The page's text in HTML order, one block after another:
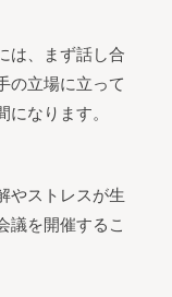
は、まず話し合
の立場に立って
なります。
やストレスが生
議を開催するこ